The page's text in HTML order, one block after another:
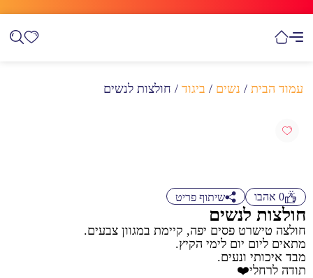
עמוד הבית / נשים / ביגוד / חולצות לנשים
0 אהבו שיתוף פריט
חולצות לנשים
חולצה טישרט פסים יפה, קיימת במגוון צבעים.
מתאים ליום יום לימי הקיץ.
מבד איכותי ונעים.
תודה לרחלי❤️